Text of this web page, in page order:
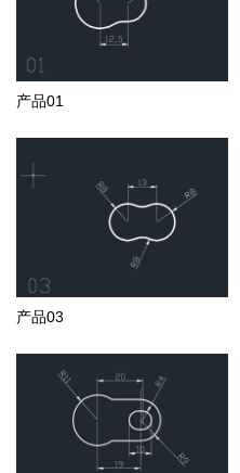
产品01
产品03